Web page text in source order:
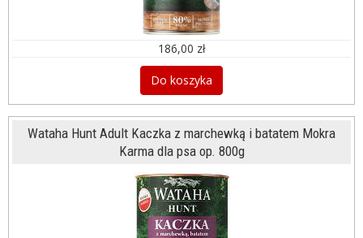
186,00 zł
Do koszyka
Wataha Hunt Adult Kaczka z marchewką i batatem Mokra
Karma dla psa op. 800g